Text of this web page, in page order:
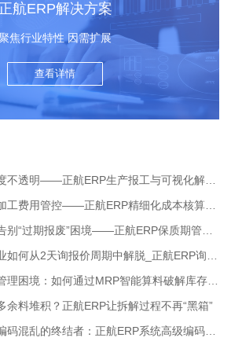
正航ERP解决方案
焦行业特性 因需扩展
查看详情
余料堆积？正航ERP让拆解过程不再“黑箱”